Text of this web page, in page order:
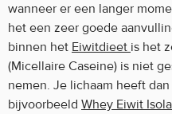
wanneer er een langer
het een zeer goede
binnen het Eiwitdieet is het
(Micellaire Caseine) is niet
nemen. Je lichaam heeft
bijvoorbeeld Whey Eiwit